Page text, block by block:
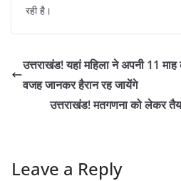
रही है।
उत्तराखंड! यहां महिला ने अपनी 11
वजह जानकर हैरान रह जायेंगे
उत्तराखंड! मतगणना को लेकर
Leave a Reply